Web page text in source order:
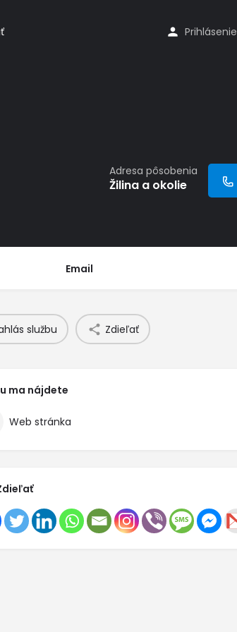
Prihlásenie
Adresa pôsobenia
Žilina a okolie
Email
službu Zdieľať
ma nájdete
Web stránka